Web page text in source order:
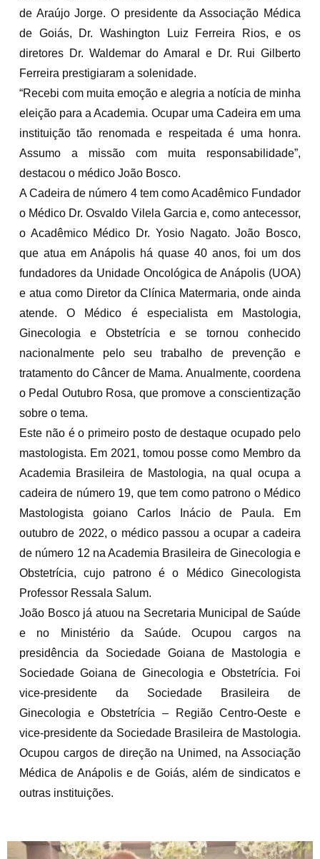
de Araújo Jorge. O presidente da Associação Médica
de Goiás, Dr. Washington Luiz Ferreira Rios, e os
diretores Dr. Waldemar do Amaral e Dr. Rui Gilberto
Ferreira prestigiaram a solenidade.
“Recebi com muita emoção e alegria a notícia de minha
eleição para a Academia. Ocupar uma Cadeira em uma
instituição tão renomada e respeitada é uma honra.
Assumo a missão com muita responsabilidade”,
destacou o médico João Bosco.
A Cadeira de número 4 tem como Acadêmico Fundador
o Médico Dr. Osvaldo Vilela Garcia e, como antecessor,
o Acadêmico Médico Dr. Yosio Nagato. João Bosco,
que atua em Anápolis há quase 40 anos, foi um dos
fundadores da Unidade Oncológica de Anápolis (UOA)
e atua como Diretor da Clínica Matermaria, onde ainda
atende. O Médico é especialista em Mastologia,
Ginecologia e Obstetrícia e se tornou conhecido
nacionalmente pelo seu trabalho de prevenção e
tratamento do Câncer de Mama. Anualmente, coordena
o Pedal Outubro Rosa, que promove a conscientização
sobre o tema.
Este não é o primeiro posto de destaque ocupado pelo
mastologista. Em 2021, tomou posse como Membro da
Academia Brasileira de Mastologia, na qual ocupa a
cadeira de número 19, que tem como patrono o Médico
Mastologista goiano Carlos Inácio de Paula. Em
outubro de 2022, o médico passou a ocupar a cadeira
de número 12 na Academia Brasileira de Ginecologia e
Obstetrícia, cujo patrono é o Médico Ginecologista
Professor Ressala Salum.
João Bosco já atuou na Secretaria Municipal de Saúde
e no Ministério da Saúde. Ocupou cargos na
presidência da Sociedade Goiana de Mastologia e
Sociedade Goiana de Ginecologia e Obstetrícia. Foi
vice-presidente da Sociedade Brasileira de
Ginecologia e Obstetrícia – Região Centro-Oeste e
vice-presidente da Sociedade Brasileira de Mastologia.
Ocupou cargos de direção na Unimed, na Associação
Médica de Anápolis e de Goiás, além de sindicatos e
outras instituições.